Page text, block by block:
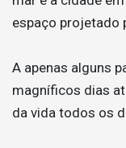
espaço projetado
A apenas alguns
magníficos dias
da vida todos os